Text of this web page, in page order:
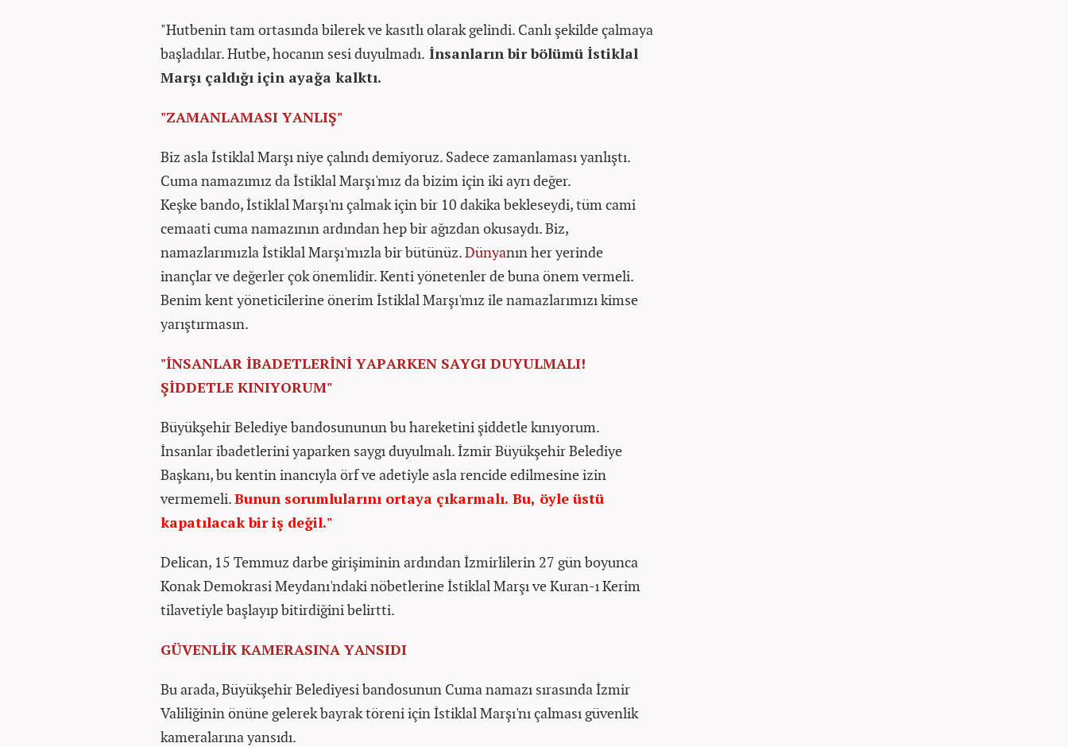
"Hutbenin tam ortasında bilerek ve kasıtlı olarak gelindi. Canlı şekilde çalmaya
başladılar. Hutbe, hocanın sesi duyulmadı. İnsanların bir bölümü İstiklal
Marşı çaldığı için ayağa kalktı.
"ZAMANLAMASI YANLIŞ"
Biz asla İstiklal Marşı niye çalındı demiyoruz. Sadece zamanlaması yanlıştı.
Cuma namazımız da İstiklal Marşı'mız da bizim için iki ayrı değer.
Keşke bando, İstiklal Marşı'nı çalmak için bir 10 dakika bekleseydi, tüm cami
cemaati cuma namazının ardından hep bir ağızdan okusaydı. Biz,
namazlarımızla İstiklal Marşı'mızla bir bütünüz.Dünyanın her yerinde
inançlar ve değerler çok önemlidir. Kenti yönetenler de buna önem vermeli.
Benim kent yöneticilerine önerim İstiklal Marşı'mız ile namazlarımızı kimse
yarıştırmasın.
"İNSANLAR İBADETLERİNİ YAPARKEN SAYGI DUYULMALI!
ŞİDDETLE KINIYORUM"
Büyükşehir Belediye bandosununun bu hareketini şiddetle kınıyorum.
İnsanlar ibadetlerini yaparken saygı duyulmalı. İzmir Büyükşehir Belediye
Başkanı, bu kentin inancıyla örf ve adetiyle asla rencide edilmesine izin
vermemeli.Bunun sorumlularını ortaya çıkarmalı. Bu, öyle üstü
kapatılacak bir iş değil."
Delican, 15 Temmuz darbe girişiminin ardından İzmirlilerin 27 gün boyunca
Konak Demokrasi Meydanı'ndaki nöbetlerine İstiklal Marşı ve Kuran-ı Kerim
tilavetiyle başlayıp bitirdiğini belirtti.
GÜVENLİK KAMERASINA YANSIDI
Bu arada, Büyükşehir Belediyesi bandosunun Cuma namazı sırasında İzmir
Valiliğinin önüne gelerek bayrak töreni için İstiklal Marşı'nı çalması güvenlik
kameralarına yansıdı.